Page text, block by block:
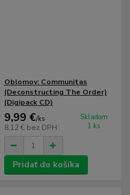
Oblomov: Communitas
(Deconstructing The Order)
(Digipack CD)
9,99 €/ks
8,12 € bez DPH
Skladom
1 ks
Pridať do košíka